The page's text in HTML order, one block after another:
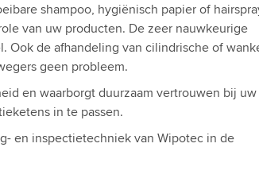
shampoo, hygiënisch papier of
van uw producten. De zeer nauwkeurige
Ook de afhandeling van cilindrische of
geen probleem.
en waarborgt duurzaam vertrouwen bij uw
in te passen.
en inspectietechniek van Wipotec in de